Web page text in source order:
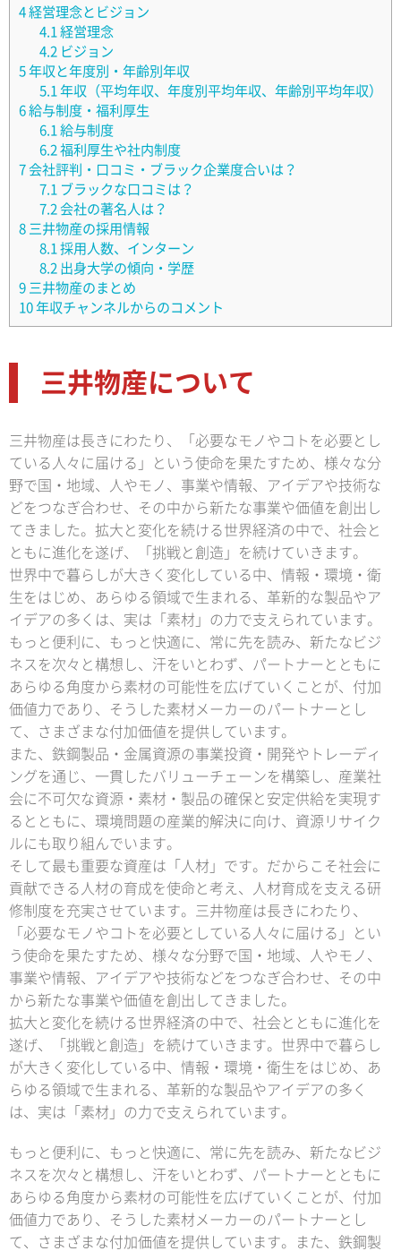
4 経営理念とビジョン
4.1 経営理念
4.2 ビジョン
5 年収と年度別・年齢別年収
5.1 年収（平均年収、年度別平均年収、年齢別平均年収）
6 給与制度・福利厚生
6.1 給与制度
6.2 福利厚生や社内制度
7 会社評判・口コミ・ブラック企業度合いは？
7.1 ブラックな口コミは？
7.2 会社の著名人は？
8 三井物産の採用情報
8.1 採用人数、インターン
8.2 出身大学の傾向・学歴
9 三井物産のまとめ
10 年収チャンネルからのコメント
三井物産について
三井物産は長きにわたり、「必要なモノやコトを必要とし
ている人々に届ける」という使命を果たすため、様々な分
野で国・地域、人やモノ、事業や情報、アイデアや技術な
どをつなぎ合わせ、その中から新たな事業や価値を創出し
てきました。拡大と変化を続ける世界経済の中で、社会と
ともに進化を遂げ、「挑戦と創造」を続けていきます。
世界中で暮らしが大きく変化している中、情報・環境・衛
生をはじめ、あらゆる領域で生まれる、革新的な製品やア
イデアの多くは、実は「素材」の力で支えられています。
もっと便利に、もっと快適に、常に先を読み、新たなビジ
ネスを次々と構想し、汗をいとわず、パートナーとともに
あらゆる角度から素材の可能性を広げていくことが、付加
価値力であり、そうした素材メーカーのパートナーとし
て、さまざまな付加価値を提供しています。
また、鉄鋼製品・金属資源の事業投資・開発やトレーディ
ングを通じ、一貫したバリューチェーンを構築し、産業社
会に不可欠な資源・素材・製品の確保と安定供給を実現す
るとともに、環境問題の産業的解決に向け、資源リサイク
ルにも取り組んでいます。
そして最も重要な資産は「人材」です。だからこそ社会に
貢献できる人材の育成を使命と考え、人材育成を支える研
修制度を充実させています。三井物産は長きにわたり、
「必要なモノやコトを必要としている人々に届ける」とい
う使命を果たすため、様々な分野で国・地域、人やモノ、
事業や情報、アイデアや技術などをつなぎ合わせ、その中
から新たな事業や価値を創出してきました。
拡大と変化を続ける世界経済の中で、社会とともに進化を
遂げ、「挑戦と創造」を続けていきます。世界中で暮らし
が大きく変化している中、情報・環境・衛生をはじめ、あ
らゆる領域で生まれる、革新的な製品やアイデアの多く
は、実は「素材」の力で支えられています。
もっと便利に、もっと快適に、常に先を読み、新たなビジ
ネスを次々と構想し、汗をいとわず、パートナーとともに
あらゆる角度から素材の可能性を広げていくことが、付加
価値力であり、そうした素材メーカーのパートナーとし
て、さまざまな付加価値を提供しています。また、鉄鋼製